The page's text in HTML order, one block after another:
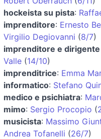
hockeista su pista:
imprenditore: Ernesto
Virgilio Degiovanni (8/7)
imprenditore e
Valle (14/10)
imprenditrice: Emma
informatico: Stefano
medico e psichiatra:
mimo: Sergio Procopio (
musicista: Massimo
Andrea Tofanelli (26/7)